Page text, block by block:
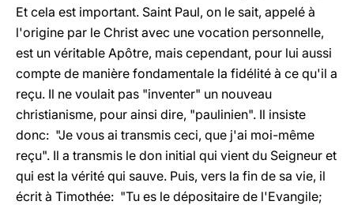
Et cela est important. Saint Paul, on le sait, appelé à
l'origine par le Christ avec une vocation personnelle,
est un véritable Apôtre, mais cependant, pour lui aussi
compte de manière fondamentale la fidélité à ce qu'il a
reçu. Il ne voulait pas "inventer" un nouveau
christianisme, pour ainsi dire, "paulinien". Il insiste
donc: "Je vous ai transmis ceci, que j'ai moi-même
reçu". Il a transmis le don initial qui vient du Seigneur et
qui est la vérité qui sauve. Puis, vers la fin de sa vie, il
écrit à Timothée: "Tu es le dépositaire de l'Evangile;